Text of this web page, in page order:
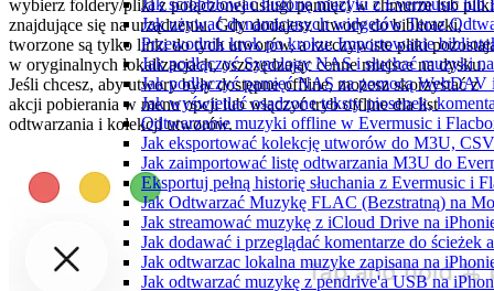
Jak scrobblować historię muzyki z Evermusic lub
Jak używać dynamicznych widgetów Teraz
Przewodnik krok po kroku: Importowanie
Jak podłączyć Synology NAS i słuchać muzyki
Jak podłączyć pamięć NAS za pomocą
Jak wyświetlać osadzone teksty piosenek,
Odtwarzanie muzyki offline w Evermusic i
Jak eksportować kolekcję utworów do M3U,
Jak zaimportować listę odtwarzania M3U do
Eksportuj pełną historię słuchania z Evermusic i
Jak Odtwarzać Muzykę FLAC (Bezstratną) na
Jak streamować muzykę z iCloud Drive na
Jak dodawać i przeglądać komentarze do
Jak odtwarzac lokalna muzyke zapisana na
Jak odtwarzać muzykę z pendrive'a USB na
wybierz foldery/pliki z połączonej usługi pamięci w chmurze lub pliki
znajdujące się na urządzeniu. Gdy dodajesz utwory do biblioteki,
tworzone są tylko linki do tych utworów, a rzeczywiste pliki
w oryginalnych lokalizacjach, oszczędzając cenne miejsce na dysku.
Jeśli chcesz, aby utwory były dostępne offline, możesz skorzystać z
akcji pobierania w menu opcji lub włączyć tryb offline dla list
odtwarzania i kolekcji utworów.